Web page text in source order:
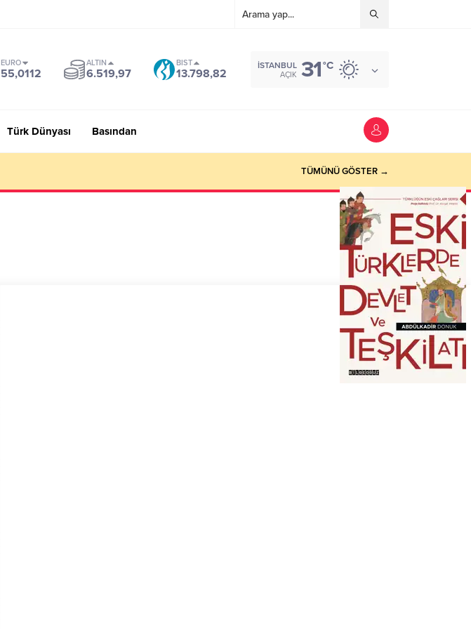
EURO
55,0112
ALTIN
6.519,97
BIST
13.798,82
İSTANBUL
AÇIK 31°C
Türk Dünyası Basından
TÜMÜNÜ GÖSTER →